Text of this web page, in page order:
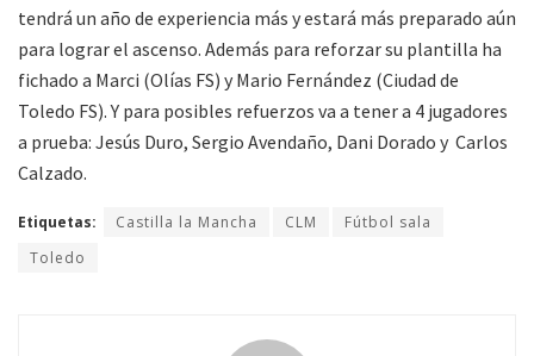
tendrá un año de experiencia más y estará más preparado aún
para lograr el ascenso. Además para reforzar su plantilla ha
fichado a Marci (Olías FS) y Mario Fernández (Ciudad de
Toledo FS). Y para posibles refuerzos va a tener a 4 jugadores
a prueba: Jesús Duro, Sergio Avendaño, Dani Dorado y Carlos
Calzado.
Etiquetas: Castilla la Mancha CLM
Fútbol sala
Toledo